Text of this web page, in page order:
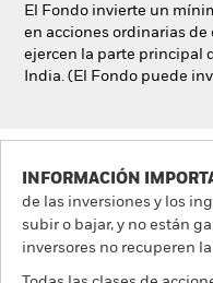
Nuestra compañía
El Fondo invierte un
en acciones ordinarias
ejercen la parte principal
India. (El Fondo puede
INFORMACIÓN
de las inversiones y los
subir o bajar, y no están
inversores no recuperen